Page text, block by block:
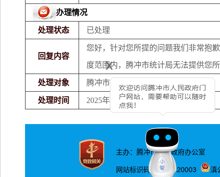
x
办理情况
处理状态 已处理
回复内容
您好，针对您所提的问题我们非常抱
度范围内，腾冲市统计局无法提供您
处理对象 腾冲市统计局
处理时间 2025年05月30日